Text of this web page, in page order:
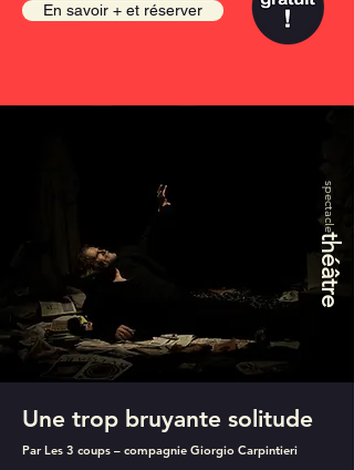
En savoir + et réserver
spectacle
théâtre
Une trop bruyante solitude
Par Les 3 coups – compagnie Giorgio Carpintieri